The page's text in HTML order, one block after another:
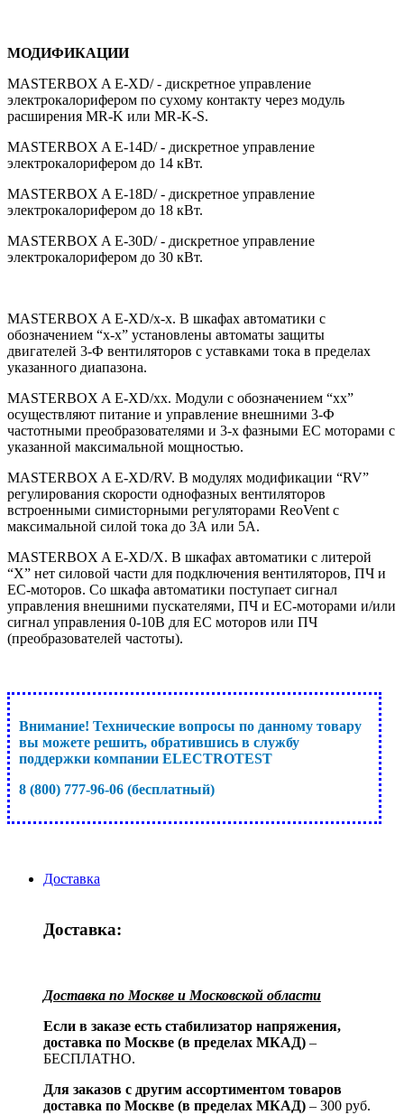
МОДИФИКАЦИИ
MASTERBOX A E-ХD/ - дискретное управление
электрокалорифером по сухому контакту через модуль
расширения MR-K или MR-K-S.
MASTERBOX A E-14D/ - дискретное управление
электрокалорифером до 14 кВт.
MASTERBOX A E-18D/ - дискретное управление
электрокалорифером до 18 кВт.
MASTERBOX A E-30D/ - дискретное управление
электрокалорифером до 30 кВт.
MASTERBOX A E-XD/x-x. В шкафах автоматики с
обозначением “x-x” установлены автоматы защиты
двигателей 3-Ф вентиляторов с уставками тока в пределах
указанного диапазона.
MASTERBOX A E-XD/xx. Модули с обозначением “xx”
осуществляют питание и управление внешними 3-Ф
частотными преобразователями и 3-х фазными ЕС моторами с
указанной максимальной мощностью.
MASTERBOX A E-XD/RV. В модулях модификации “RV”
регулирования скорости однофазных вентиляторов
встроенными симисторными регуляторами ReoVent с
максимальной силой тока до 3А или 5А.
MASTERBOX A E-XD/X. В шкафах автоматики с литерой
“X” нет силовой части для подключения вентиляторов, ПЧ и
EC-моторов. Со шкафа автоматики поступает сигнал
управления внешними пускателями, ПЧ и EC-моторами и/или
сигнал управления 0-10В для ЕС моторов или ПЧ
(преобразователей частоты).
Внимание! Технические вопросы по данному товару
вы можете решить, обратившись в службу
поддержки компании ELECTROTEST
8 (800) 777-96-06 (бесплатный)
Доставка
Доставка:
Доставка по Москве и Московской области
Если в заказе есть стабилизатор напряжения,
доставка по Москве (в пределах МКАД) –
БЕСПЛАТНО.
Для заказов с другим ассортиментом товаров
доставка по Москве (в пределах МКАД) – 300 руб.